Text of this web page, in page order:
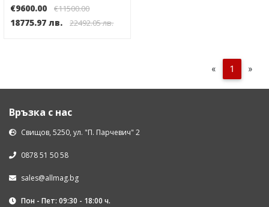
€9600.00
€11500.00
18775.97 лв. 22492.05 лв.
« 1 »
Връзка с нас
Свищов, 5250, ул. "П. Парчевич" 2
0878 51 50 58
sales@allmag.bg
Пон - Пет: 09:30 - 18:00 ч.